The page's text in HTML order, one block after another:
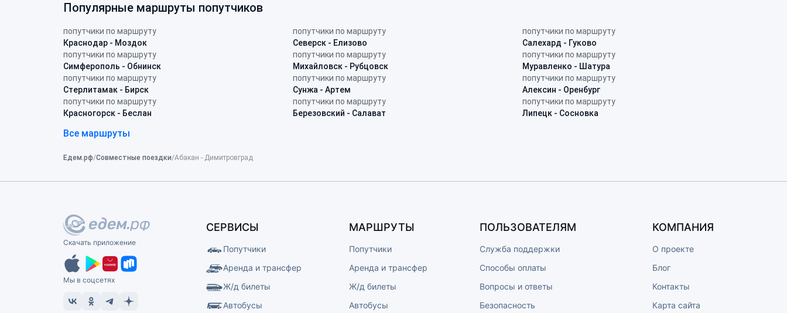
Популярные маршруты попутчиков
попутчики по маршруту
Краснодар - Моздок
попутчики по маршруту
Симферополь - Обнинск
попутчики по маршруту
Стерлитамак - Бирск
попутчики по маршруту
Красногорск - Беслан
попутчики по маршруту
Северск - Елизово
попутчики по маршруту
Михайловск - Рубцовск
попутчики по маршруту
Сунжа - Артем
попутчики по маршруту
Березовский - Салават
попутчики по маршруту
Салехард - Гуково
попутчики по маршруту
Муравленко - Шатура
попутчики по маршруту
Алексин - Оренбург
попутчики по маршруту
Липецк - Сосновка
Все маршруты
Едем.рф Совместные поездки Абакан - Димитровград
Скачать приложение
Мы в соцсетях
СЕРВИСЫ
Попутчики
Аренда и трансфер
Ж/д билеты
Автобусы
МАРШРУТЫ
Попутчики
Аренда и трансфер
Ж/д билеты
Автобусы
ПОЛЬЗОВАТЕЛЯМ
Служба поддержки
Способы оплаты
Вопросы и ответы
Безопасность
КОМПАНИЯ
О проекте
Блог
Контакты
Карта сайта